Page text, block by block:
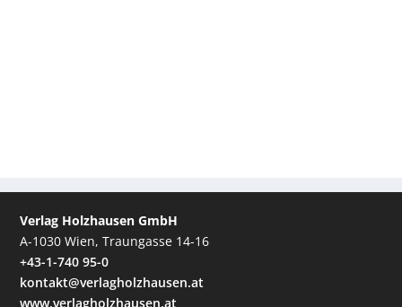
Verlag Holzhausen GmbH
A-1030 Wien, Traungasse 14-16
+43-1-740 95-0
kontakt@verlagholzhausen.at
www.verlagholzhausen.at